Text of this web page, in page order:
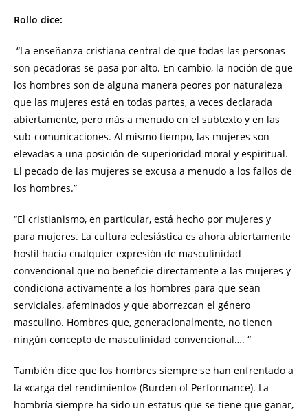
Rollo dice:
“La enseñanza cristiana central de que todas las personas
son pecadoras se pasa por alto. En cambio, la noción de que
los hombres son de alguna manera peores por naturaleza
que las mujeres está en todas partes, a veces declarada
abiertamente, pero más a menudo en el subtexto y en las
sub-comunicaciones. Al mismo tiempo, las mujeres son
elevadas a una posición de superioridad moral y espiritual.
El pecado de las mujeres se excusa a menudo a los fallos de
los hombres.”
“El cristianismo, en particular, está hecho por mujeres y
para mujeres. La cultura eclesiástica es ahora abiertamente
hostil hacia cualquier expresión de masculinidad
convencional que no beneficie directamente a las mujeres y
condiciona activamente a los hombres para que sean
serviciales, afeminados y que aborrezcan el género
masculino. Hombres que, generacionalmente, no tienen
ningún concepto de masculinidad convencional…. “
También dice que los hombres siempre se han enfrentado a
la «carga del rendimiento» (Burden of Performance). La
hombría siempre ha sido un estatus que se tiene que ganar,